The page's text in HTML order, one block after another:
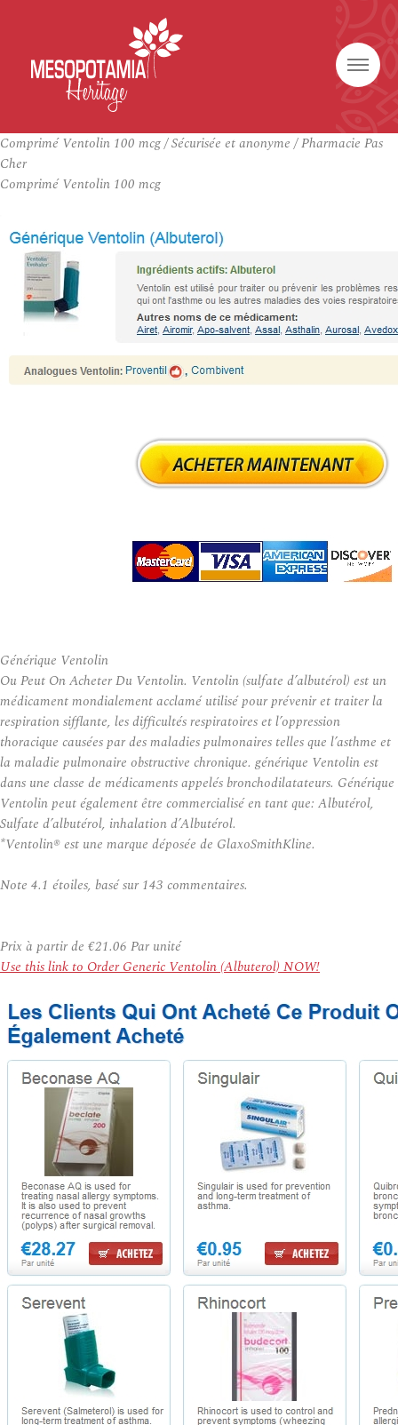
Comprimé Ventolin 100 mcg / Sécurisée et anonyme / Pharmacie Pas
Cher
Comprimé Ventolin 100 mcg
Générique Ventolin
Ou Peut On Acheter Du Ventolin. Ventolin (sulfate d’albutérol) est un
médicament mondialement acclamé utilisé pour prévenir et traiter la
respiration sifflante, les difficultés respiratoires et l’oppression
thoracique causées par des maladies pulmonaires telles que l’asthme et
la maladie pulmonaire obstructive chronique. générique Ventolin est
dans une classe de médicaments appelés bronchodilatateurs. Générique
Ventolin peut également être commercialisé en tant que: Albutérol,
Sulfate d’albutérol, inhalation d’Albutérol.
*Ventolin® est une marque déposée de GlaxoSmithKline.
Note 4.1 étoiles, basé sur 143 commentaires.
Prix à partir de €21.06 Par unité
Use this link to Order Generic Ventolin (Albuterol) NOW!